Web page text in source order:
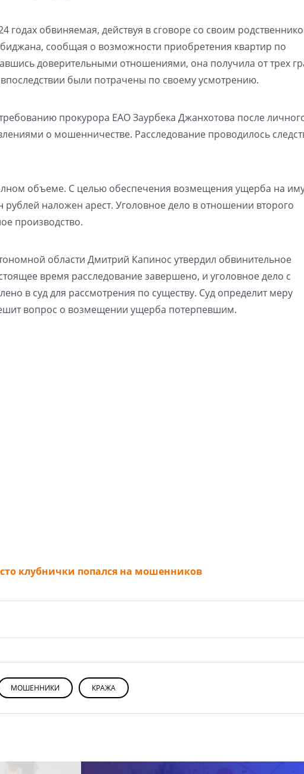
годах обвиняемая, действуя в сговоре со своим
сообщая о возможности приобретения квартир по
доверительными отношениями, она получила от трех
были потрачены по своему усмотрению.
прокурора ЕАО Заурбека Джанхотова после
о мошенничестве. Расследование проводилось
объеме. С целью обеспечения возмещения ущерба на
наложен арест. Уголовное дело в отношении второго
производство.
области Дмитрий Капинос утвердил обвинительное
время расследование завершено, и уголовное дело с
в суд для рассмотрения по существу. Суд определит меру
вопрос о возмещении ущерба потерпевшим.
клубнички попался на мошенников
МОШЕННИКИ КРАЖА